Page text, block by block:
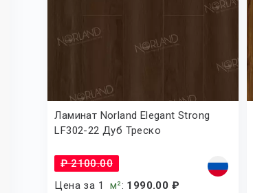
Ламинат Norland Elegant Strong
LF302-22 Дуб Треско
₽ 2100.00
Цена за 1 м²: 1990.00 ₽